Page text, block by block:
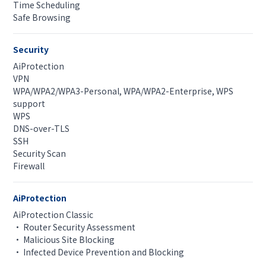
Time Scheduling
Safe Browsing
Security
AiProtection
VPN
WPA/WPA2/WPA3-Personal, WPA/WPA2-Enterprise, WPS
support
WPS
DNS-over-TLS
SSH
Security Scan
Firewall
AiProtection
AiProtection Classic
• Router Security Assessment
• Malicious Site Blocking
• Infected Device Prevention and Blocking